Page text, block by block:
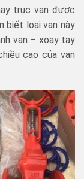
trục van được
biết loại van này
van – xoay tay
cao của van